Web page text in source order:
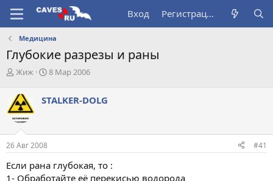
Вход Регистрация
Медицина
Глубокие разрезы и раны
А
т
о
р
т
е
м
Жиж
Д
а
ч
а
8 Мар 2006
STALKER-DOLG
26 Авг 2008 #41
Если рана глубокая, то :
1- Обработайте её перекисью водорода